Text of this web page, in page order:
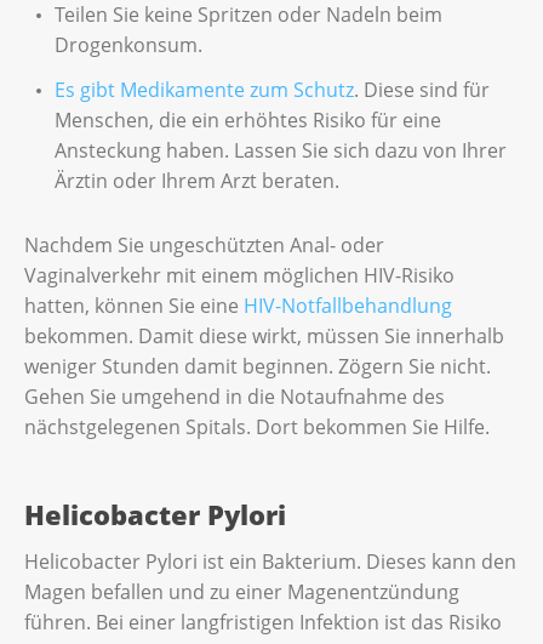
Teilen Sie keine Spritzen oder Nadeln beim
Drogenkonsum.
Es gibt Medikamente zum Schutz. Diese sind für
Menschen, die ein erhöhtes Risiko für eine
Ansteckung haben. Lassen Sie sich dazu von Ihrer
Ärztin oder Ihrem Arzt beraten.
Nachdem Sie ungeschützten Anal- oder
Vaginalverkehr mit einem möglichen HIV-Risiko
hatten, können Sie eine HIV-Notfallbehandlung
bekommen. Damit diese wirkt, müssen Sie innerhalb
weniger Stunden damit beginnen. Zögern Sie nicht.
Gehen Sie umgehend in die Notaufnahme des
nächstgelegenen Spitals. Dort bekommen Sie Hilfe.
Helicobacter Pylori
Helicobacter Pylori ist ein Bakterium. Dieses kann den
Magen befallen und zu einer Magenentzündung
führen. Bei einer langfristigen Infektion ist das Risiko